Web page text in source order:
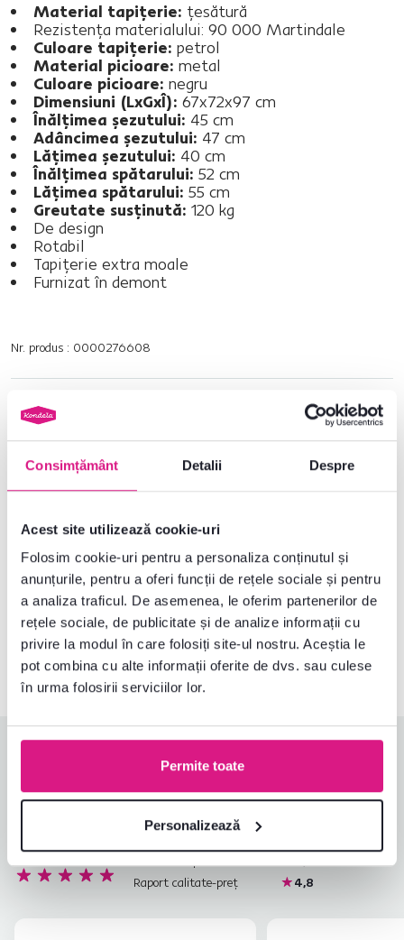
Consimțământ Detalii Despre
Acest site utilizează cookie-uri
Folosim cookie-uri pentru a personaliza conținutul și
anunțurile, pentru a oferi funcții de rețele sociale și pentru
a analiza traficul. De asemenea, le oferim partenerilor de
rețele sociale, de publicitate și de analize informații cu
privire la modul în care folosiți site-ul nostru. Aceștia le
pot combina cu alte informații oferite de dvs. sau culese
în urma folosirii serviciilor lor.
Permite toate
Personalizează
Material tapiţerie: ţesătură
Rezistenţa materialului: 90 000 Martindale
Culoare tapiţerie: petrol
Material picioare: metal
Culoare picioare: negru
Dimensiuni (LxGxÎ): 67x72x97 cm
Înălţimea şezutului: 45 cm
Adâncimea şezutului: 47 cm
Lăţimea şezutului: 40 cm
Înălţimea spătarului: 52 cm
Lăţimea spătarului: 55 cm
Greutate susţinută: 120 kg
De design
Rotabil
Tapiţerie extra moale
Furnizat în demont
Nr. produs : 0000276608
Parametri de bază
Nu ați găsit informațiile dorite?
Contactați-ne și vă vom ajuta cu plăcere
0040 359 228 037 Deschideți chat-ul
16recenzii
Ușurința asamblării
5,0
Calitatea produsului
Raport calitate-preț
4,8